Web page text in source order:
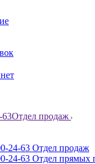
63Отдел продаж
24-63 Отдел продаж
24-63 Отдел прямых